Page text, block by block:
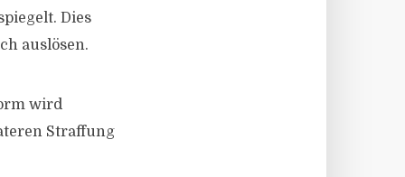
Dies
auslösen.
wird
Straffung